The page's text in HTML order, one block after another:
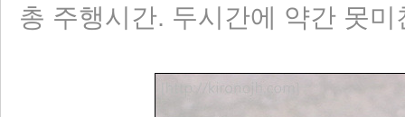
총 주행시간. 두시간에 약간 못